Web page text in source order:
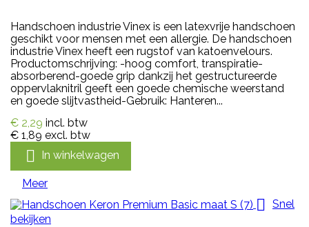
Handschoen industrie Vinex is een latexvrije handschoen
geschikt voor mensen met een allergie. De handschoen
industrie Vinex heeft een rugstof van katoenvelours.
Productomschrijving: -hoog comfort, transpiratie-
absorberend-goede grip dankzij het gestructureerde
oppervlaknitril geeft een goede chemische weerstand
en goede slijtvastheid-Gebruik: Hanteren...
€ 2,29 incl. btw
€ 1,89 excl. btw
 In winkelwagen
Meer
 Snel
bekijken